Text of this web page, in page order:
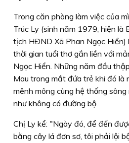
Trong căn phòng làm việc của
Trúc Ly (sinh năm 1979, hiện là
tịch HÐND Xã Phan Ngọc Hiển)
thời gian tuổi thơ gắn liền với
Ngọc Hiển. Những năm đầu
Mau trong mắt đứa trẻ khi đó là
mênh mông cùng hệ thống
như không có đường bộ.
Chị Ly kể: "Ngày đó, để đến
bằng cây lá đơn sơ, tôi phải lội